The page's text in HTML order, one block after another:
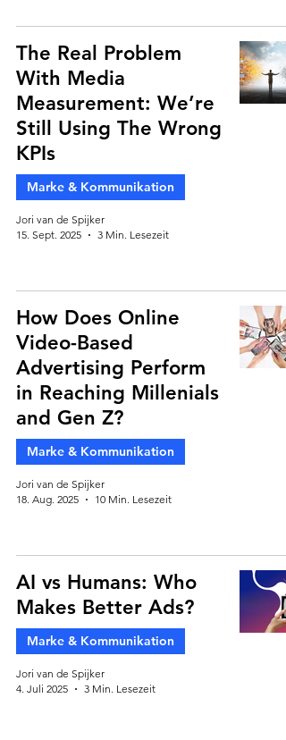
The Real Problem
With Media
Measurement: We’re
Still Using The Wrong
KPIs
Marke & Kommunikation
Jori van de Spijker
15. Sept. 2025
3 Min. Lesezeit
How Does Online
Video-Based
Advertising Perform
in Reaching Millenials
and Gen Z?
Marke & Kommunikation
Jori van de Spijker
18. Aug. 2025
10 Min. Lesezeit
AI vs Humans: Who
Makes Better Ads?
Marke & Kommunikation
Jori van de Spijker
4. Juli 2025
3 Min. Lesezeit